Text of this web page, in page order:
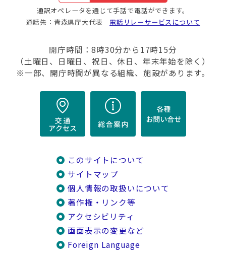
通訳オペレータを通じて手話で電話ができます。
通話先：青森県庁大代表 電話リレーサービスについて
開庁時間：8時30分から17時15分
（土曜日、日曜日、祝日、休日、年末年始を除く）
※一部、開庁時間が異なる組織、施設があります。
このサイトについて
サイトマップ
個人情報の取扱いについて
著作権・リンク等
アクセシビリティ
画面表示の変更など
Foreign Language